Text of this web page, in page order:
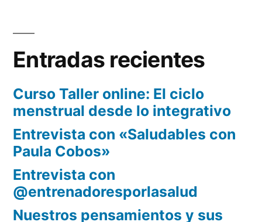
tu
Entradas recientes
Curso Taller online: El ciclo
menstrual desde lo integrativo
Entrevista con «Saludables con
Paula Cobos»
Entrevista con
@entrenadoresporlasalud
Nuestros pensamientos y sus